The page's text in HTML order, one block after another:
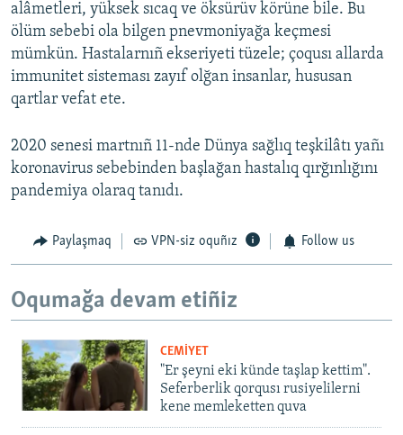
alâmetleri, yüksek sıcaq ve öksürüv körüne bile. Bu
ölüm sebebi ola bilgen pnevmoniyağa keçmesi
mümkün. Hastalarnıñ ekseriyeti tüzele; çoqusı allarda
immunitet sisteması zayıf olğan insanlar, hususan
qartlar vefat ete.
2020 senesi martnıñ 11-nde Dünya sağlıq teşkilâtı yañı
koronavirus sebebinden başlağan hastalıq qırğınlığını
pandemiya olaraq tanıdı.
Paylaşmaq VPN-siz oquñız Follow us
Oqumağa devam etiñiz
CEMİYET
"Er şeyni eki künde taşlap kettim".
Seferberlik qorqusı rusiyelilerni
kene memleketten quva